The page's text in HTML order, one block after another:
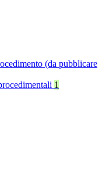
(da pubblicare
1